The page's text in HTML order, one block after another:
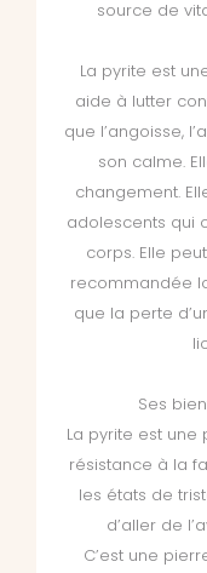
source de
La pyrite est
aide à lutter
que l’angoisse,
son calme.
changement.
adolescents qui
corps. Elle
recommandée
que la perte
Ses
La pyrite est
résistance à la
les états de
d’aller de
C’est une